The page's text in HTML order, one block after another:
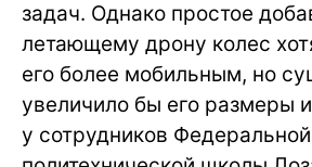
задач. Однако простое
летающему дрону колес
его более мобильным, но
увеличило бы его размеры
у сотрудников Федеральной